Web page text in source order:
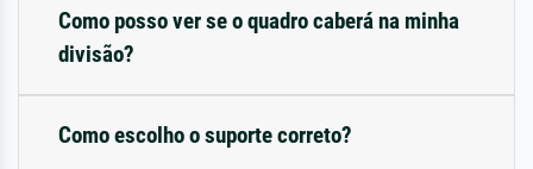
Como posso ver se o quadro caberá na minha
divisão?
Como escolho o suporte correto?